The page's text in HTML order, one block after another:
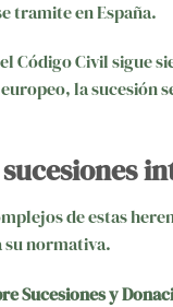
tramite en España.
Código Civil sigue
la sucesión
de estas
su normativa.
Sucesiones y